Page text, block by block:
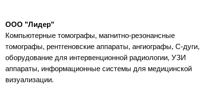
ООО "Лидер"
Компьютерные томографы, магнитно-резонансные
томографы, рентгеновские аппараты, ангиографы, С-дуги,
оборудование для интервенционной радиологии, УЗИ
аппараты, информационные системы для медицинской
визуализации.